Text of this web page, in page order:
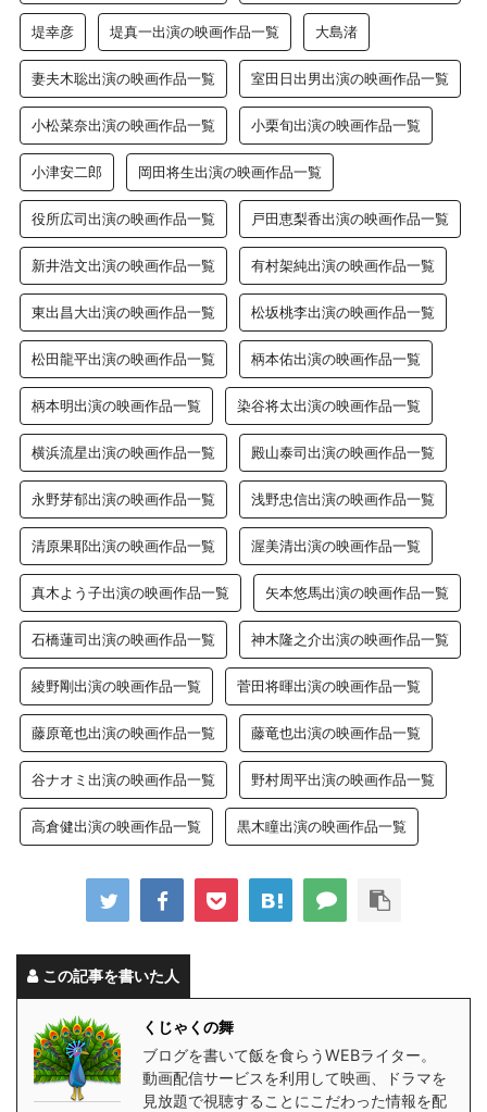
堤幸彦 堤真一出演の映画作品一覧 大島渚
妻夫木聡出演の映画作品一覧 室田日出男出演の映画作品一覧
小松菜奈出演の映画作品一覧 小栗旬出演の映画作品一覧
小津安二郎 岡田将生出演の映画作品一覧
役所広司出演の映画作品一覧 戸田恵梨香出演の映画作品一覧
新井浩文出演の映画作品一覧 有村架純出演の映画作品一覧
東出昌大出演の映画作品一覧 松坂桃李出演の映画作品一覧
松田龍平出演の映画作品一覧 柄本佑出演の映画作品一覧
柄本明出演の映画作品一覧 染谷将太出演の映画作品一覧
横浜流星出演の映画作品一覧 殿山泰司出演の映画作品一覧
永野芽郁出演の映画作品一覧 浅野忠信出演の映画作品一覧
清原果耶出演の映画作品一覧 渥美清出演の映画作品一覧
真木よう子出演の映画作品一覧 矢本悠馬出演の映画作品一覧
石橋蓮司出演の映画作品一覧 神木隆之介出演の映画作品一覧
綾野剛出演の映画作品一覧 菅田将暉出演の映画作品一覧
藤原竜也出演の映画作品一覧 藤竜也出演の映画作品一覧
谷ナオミ出演の映画作品一覧 野村周平出演の映画作品一覧
高倉健出演の映画作品一覧 黒木瞳出演の映画作品一覧
この記事を書いた人
くじゃくの舞
ブログを書いて飯を食らうWEBライター。
動画配信サービスを利用して映画、ドラマを
見放題で視聴することにこだわった情報を配